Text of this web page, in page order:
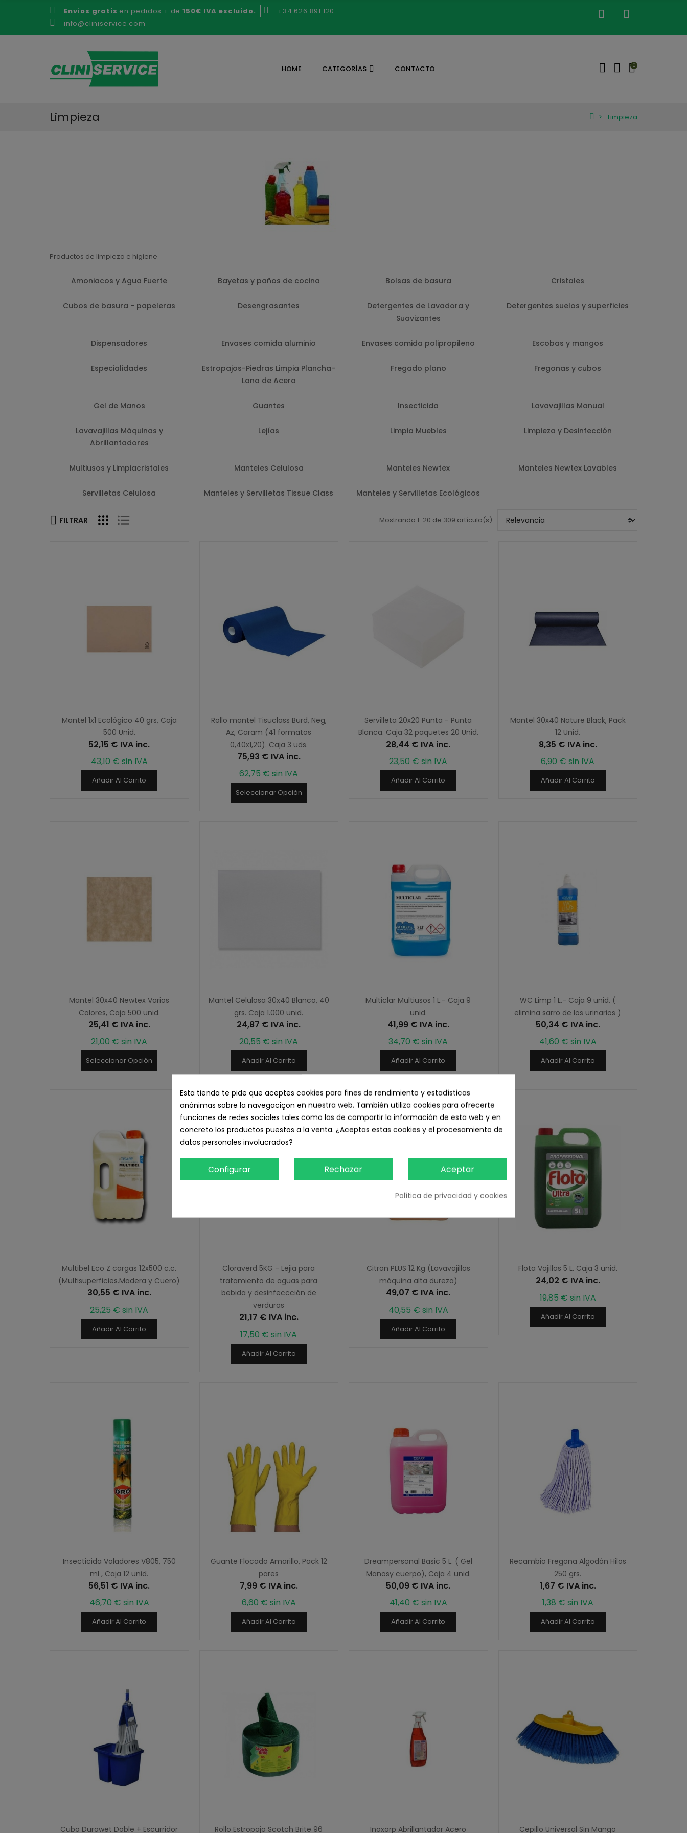
Envíos gratis en pedidos + de150€ IVA excluido..
+34 626 891 120
info@cliniservice.com
HOME CATEGORÍAS CONTACTO 0
Limpieza Limpieza
Productos de limpieza e higiene
Amoniacos y Agua Fuerte Bayetas y paños de cocina Bolsas de basura Cristales
Cubos de basura - papeleras Desengrasantes
Detergentes de Lavadora y
Suavizantes
Detergentes suelos y superficies
Dispensadores Envases comida aluminio Envases comida polipropileno Escobas y mangos
Especialidades
Estropajos-Piedras Limpia Plancha-
Lana de Acero
Fregado plano Fregonas y cubos
Gel de Manos Guantes Insecticida Lavavajillas Manual
Lavavajillas Máquinas y
Abrillantadores
Lejías Limpia Muebles Limpieza y Desinfección
Multiusos y Limpiacristales Manteles Celulosa Manteles Newtex Manteles Newtex Lavables
Servilletas Celulosa Manteles y Servilletas Tissue Class Manteles y Servilletas Ecológicos
FILTRAR Mostrando 1-20 de 309 artículo(s)
Mantel 1x1 Ecológico 40 grs, Caja
500 Unid.
52,15 € IVA inc.
43,10 € sin IVA
Añadir Al Carrito
Rollo mantel Tisuclass Burd, Neg,
Az, Caram (41 formatos
0,40x1,20). Caja 3 uds.
75,93 € IVA inc.
62,75 € sin IVA
Seleccionar Opción
Servilleta 20x20 Punta - Punta
Blanca. Caja 32 paquetes 20 Unid.
28,44 € IVA inc.
23,50 € sin IVA
Añadir Al Carrito
Mantel 30x40 Nature Black, Pack
12 Unid.
8,35 € IVA inc.
6,90 € sin IVA
Añadir Al Carrito
Mantel 30x40 Newtex Varios
Colores, Caja 500 unid.
25,41 € IVA inc.
21,00 € sin IVA
Seleccionar Opción
Mantel Celulosa 30x40 Blanco, 40
grs. Caja 1.000 unid.
24,87 € IVA inc.
20,55 € sin IVA
Añadir Al Carrito
Multiclar Multiusos 1 L.- Caja 9
unid.
41,99 € IVA inc.
34,70 € sin IVA
Añadir Al Carrito
WC Limp 1 L.- Caja 9 unid. (
elimina sarro de los urinarios )
50,34 € IVA inc.
41,60 € sin IVA
Añadir Al Carrito
Multibel Eco Z cargas 12x500 c.c.
(Multisuperficies.Madera y Cuero)
30,55 € IVA inc.
25,25 € sin IVA
Añadir Al Carrito
Cloraverd 5KG - Lejia para
tratamiento de aguas para
bebida y desinfeccción de
verduras
21,17 € IVA inc.
17,50 € sin IVA
Añadir Al Carrito
Citron PLUS 12 Kg (Lavavajillas
máquina alta dureza)
49,07 € IVA inc.
40,55 € sin IVA
Añadir Al Carrito
Flota Vajillas 5 L. Caja 3 unid.
24,02 € IVA inc.
19,85 € sin IVA
Añadir Al Carrito
Insecticida Voladores V805, 750
ml , Caja 12 unid.
56,51 € IVA inc.
46,70 € sin IVA
Añadir Al Carrito
Guante Flocado Amarillo, Pack 12
pares
7,99 € IVA inc.
6,60 € sin IVA
Añadir Al Carrito
Dreampersonal Basic 5 L. ( Gel
Manosy cuerpo), Caja 4 unid.
50,09 € IVA inc.
41,40 € sin IVA
Añadir Al Carrito
Recambio Fregona Algodón Hilos
250 grs.
1,67 € IVA inc.
1,38 € sin IVA
Añadir Al Carrito
Cubo Durawet Doble + Escurridor Rollo Estropajo Scotch Brite 96 Inoxarp Abrillantador Acero Cepillo Universal Sin Mango
Esta tienda te pide que aceptes cookies para fines de rendimiento y estadísticas
anónimas sobre la navegaciçon en nuestra web. También utiliza cookies para ofrecerte
funciones de redes sociales tales como las de compartir la información de esta web y en
concreto los productos puestos a la venta. ¿Aceptas estas cookies y el procesamiento de
datos personales involucrados?
Configurar Rechazar Aceptar
Política de privacidad y cookies